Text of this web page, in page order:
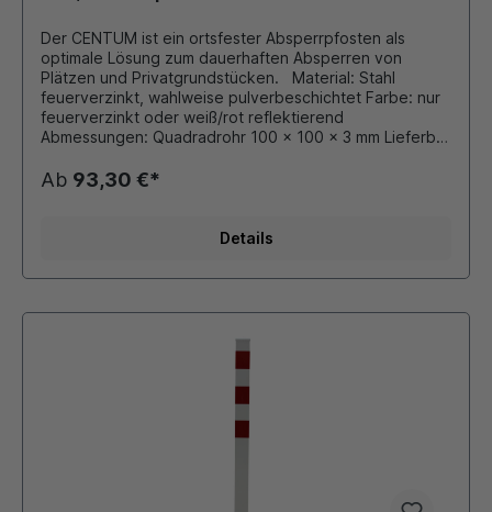
Der CENTUM ist ein ortsfester Absperrpfosten als
optimale Lösung zum dauerhaften Absperren von
Plätzen und Privatgrundstücken. Material: Stahl
feuerverzinkt, wahlweise pulverbeschichtet Farbe: nur
feuerverzinkt oder weiß/rot reflektierend
Abmessungen: Quadradrohr 100 x 100 x 3 mm Lieferbar
mit Fußplatte 200x200 mm Gesamtlänge: 1000 mm
Durch eigene Pulverbeschichtungsanlage ist auch
oder DB - Farben möglich.
Ab 93,30 €*
Details